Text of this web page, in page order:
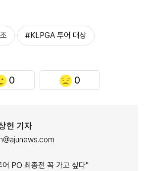
#KLPGA 투어 대상
0 0
헌 기자
PO 최종전 꼭 가고 싶다"